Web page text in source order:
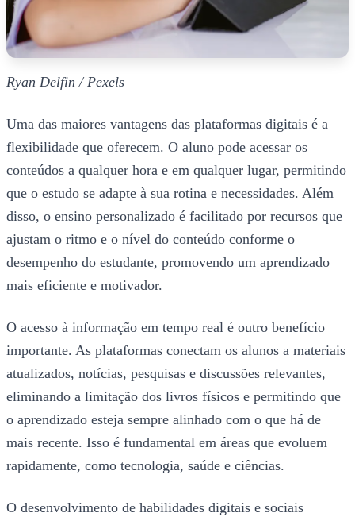
Ryan Delfin / Pexels
Uma das maiores vantagens das plataformas digitais é a
flexibilidade que oferecem. O aluno pode acessar os
conteúdos a qualquer hora e em qualquer lugar, permitindo
que o estudo se adapte à sua rotina e necessidades. Além
disso, o ensino personalizado é facilitado por recursos que
ajustam o ritmo e o nível do conteúdo conforme o
desempenho do estudante, promovendo um aprendizado
mais eficiente e motivador.
O acesso à informação em tempo real é outro benefício
importante. As plataformas conectam os alunos a materiais
atualizados, notícias, pesquisas e discussões relevantes,
eliminando a limitação dos livros físicos e permitindo que
o aprendizado esteja sempre alinhado com o que há de
mais recente. Isso é fundamental em áreas que evoluem
rapidamente, como tecnologia, saúde e ciências.
O desenvolvimento de habilidades digitais e sociais